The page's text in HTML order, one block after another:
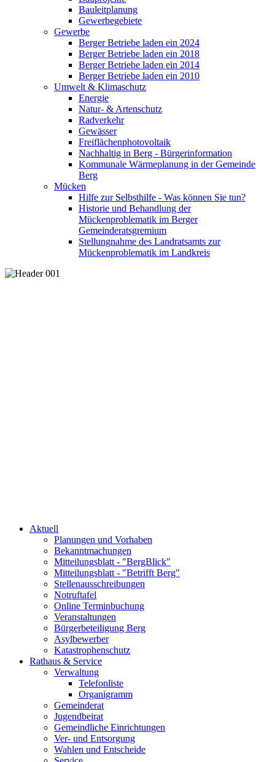
Bauleitplanung
Gewerbegebiete
Gewerbe
Berger Betriebe laden ein 2024
Berger Betriebe laden ein 2018
Berger Betriebe laden ein 2014
Berger Betriebe laden ein 2010
Umwelt & Klimaschutz
Energie
Natur- & Artenschutz
Radverkehr
Gewässer
Freiflächenphotovoltaik
Nachhaltig in Berg - Bürgerinformation
Kommunale Wärmeplanung in der Gemeinde
Berg
Mücken
Hilfe zur Selbsthilfe - Was können Sie tun?
Historie und Behandlung der
Mückenproblematik im Berger
Gemeinderatsgremium
Stellungnahme des Landratsamts zur
Mückenproblematik im Landkreis
Aktuell
Planungen und Vorhaben
Bekanntmachungen
Mitteilungsblatt - "BergBlick"
Mitteilungsblatt - "Betrifft Berg"
Stellenausschreibungen
Notruftafel
Online Terminbuchung
Veranstaltungen
Bürgerbeteiligung Berg
Asylbewerber
Katastrophenschutz
Rathaus & Service
Verwaltung
Telefonliste
Organigramm
Gemeinderat
Jugendbeirat
Gemeindliche Einrichtungen
Ver- und Entsorgung
Wahlen und Entscheide